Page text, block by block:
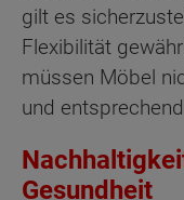
gilt es
Flexibilität
müssen Möbel
und
Gesundheit